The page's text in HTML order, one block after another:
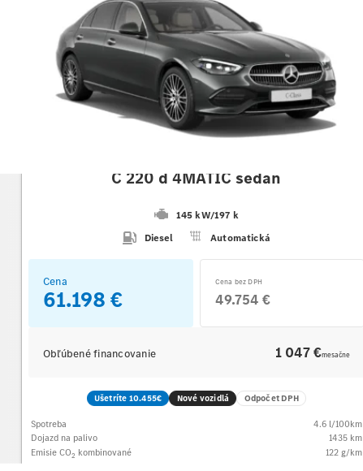
C 220 d 4MATIC sedan
145 kW/197 k
Diesel
Automatická
Cena
61.198 €
Cena bez DPH
49.754 €
Obľúbené financovanie 1 047 €mesačne
Ušetríte 10.455€ Nové vozidlá Odpočet DPH
Spotreba 4.6 l/100km
Dojazd na palivo
1435 km
Emisie CO2 kombinované 122 g/km